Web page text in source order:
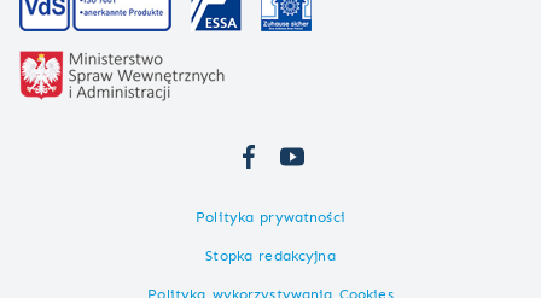
Polityka prywatności
Stopka redakcyjna
Polityka wykorzystywania Cookies